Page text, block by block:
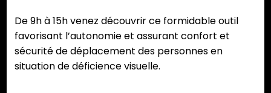
De 9h à 15h venez découvrir ce formidable outil
favorisant l’autonomie et assurant confort et
sécurité de déplacement des personnes en
situation de déficience visuelle.